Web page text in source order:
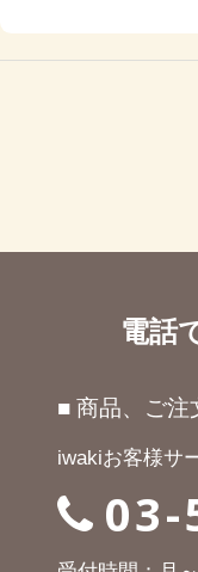
電話
■ 商品、ご注
iwakiお客様サ
03-